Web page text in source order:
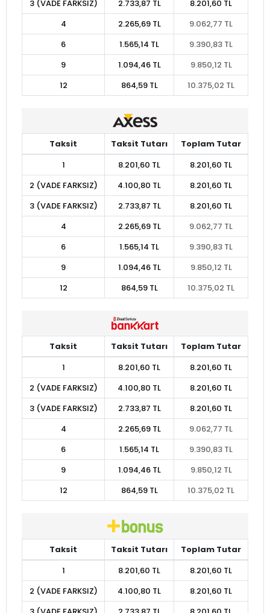
3 (VADE FARKSIZ)
2.733,87 TL
8.201,60 TL
4
2.265,69 TL
9.062,77 TL
6
1.565,14 TL
9.390,83 TL
9
1.094,46 TL
9.850,12 TL
12
864,59 TL 10.375,02 TL
Taksit Taksit Tutarı
Toplam Tutar
1
8.201,60 TL
8.201,60 TL
2 (VADE FARKSIZ)
4.100,80 TL
8.201,60 TL
3 (VADE FARKSIZ)
2.733,87 TL
8.201,60 TL
4
2.265,69 TL
9.062,77 TL
6
1.565,14 TL
9.390,83 TL
9
1.094,46 TL
9.850,12 TL
12
864,59 TL 10.375,02 TL
Taksit Taksit Tutarı
Toplam Tutar
1
8.201,60 TL
8.201,60 TL
2 (VADE FARKSIZ)
4.100,80 TL
8.201,60 TL
3 (VADE FARKSIZ)
2.733,87 TL
8.201,60 TL
4
2.265,69 TL
9.062,77 TL
6
1.565,14 TL
9.390,83 TL
9
1.094,46 TL
9.850,12 TL
12
864,59 TL 10.375,02 TL
Taksit Taksit Tutarı
Toplam Tutar
1
8.201,60 TL
8.201,60 TL
2 (VADE FARKSIZ)
4.100,80 TL
8.201,60 TL